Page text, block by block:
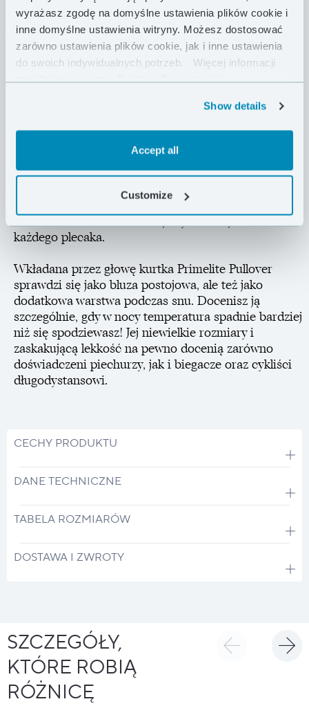
wyrażasz zgodę na domyślne ustawienia plików cookie i
inne domyślne ustawienia witryny. Możesz dostosować
zarówno ustawienia plików cookie, jak i inne ustawienia
do swoich indywidualnych potrzeb.
Więcej informacji
znajdziesz w naszejPolityce Prywatności .
Show details
Accept all
Customize
masę. Może posłużyć jako główna odzież wierzchnia,
ale będzie też idealnym dopełnieniem outdoorowego
wyposażenia w trakcie wiosenno-jesiennych wypraw
w stylu fast & light.
ruchów i sprawia, że kurtka nie unosi się przy
chcesz mieć pod ręką. Zastosowane proste
wykończenie mankietów i dołu kurtki, krótki zamek i
brak kaptura, powodują, że bluza jest ultralekka i tak
kompaktowa, że zmieści się nawet do tylnej
kieszonki koszulki kolarskiej czy bocznej kieszonki
każdego plecaka.
Wkładana przez głowę kurtka Primelite Pullover
sprawdzi się jako bluza postojowa, ale też jako
dodatkowa warstwa podczas snu. Docenisz ją
szczególnie, gdy w nocy temperatura spadnie bardziej
niż się spodziewasz! Jej niewielkie rozmiary i
zaskakującą lekkość na pewno docenią zarówno
doświadczeni piechurzy, jak i biegacze oraz cykliści
długodystansowi.
CECHY PRODUKTU
DANE TECHNICZNE
TABELA ROZMIARÓW
DOSTAWA I ZWROTY
SZCZEGÓŁY,
KTÓRE ROBIĄ
RÓŻNICĘ